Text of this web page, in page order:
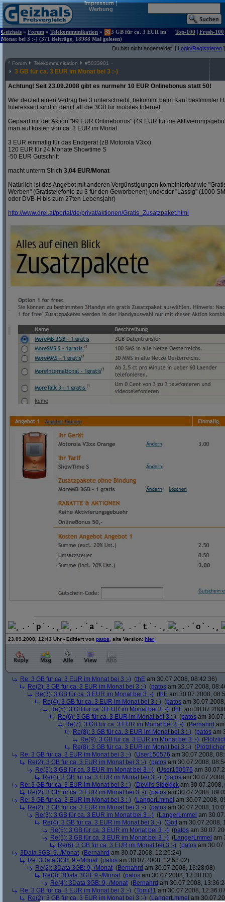
Impressum|
Werbung
Geizhals » Forum » Telekommunikation »
3 GB für ca. 3 EUR im
Monat bei 3 :-) (371 Beiträge, 18988 Mal gelesen)
Top-100 | Fresh-100
Du bist nicht angemeldet. [ Login/Registrieren ]
^ Forum Telekommunikation #5033901
3 GB für ca. 3 EUR im Monat bei 3 :-)
Achtung! Seit 23.09.2008 gibt es nurmehr 10 EUR Onlinebonus statt 50!
Wer derzeit einen Vertrag bei 3 unterschreibt, bekommt beim Kauf bestimmter
Interessant sind in dem Fall die 3GB für mobiles Internet.
Gepaart mit der Aktion "99 EUR Onlinebonus" (49 EUR für die
man auf kosten von ca. 3 EUR im Monat
3 EUR einmalig für das Endgerät (zB Motorola V3xx)
120 EUR für 24 Monate Showtime S
-50 EUR Gutschrift
macht unterm Strich 3,04 EUR/Monat
Natürlich ist das Angebot mit anderen Vergünstigungen kombinierbar wie
Werben" (Gratistelefonie zu 3 für den Geworbenen) und/oder "Lässig" (1000
oder DVB-H bis zum 27ten Lebensjahr)
http://www.drei.at/portal/de/privat/aktionen/Gratis_Zusatzpaket.html
¸.·´ p `·.¸ ¸.·´ a `·.¸ ¸.·´ t `·.¸ ¸.·´ o `·.¸
23.09.2008, 12:43 Uhr - Editiert von patos , alte Version: hier
Re: 3 GB für ca. 3 EUR im Monat bei 3 :-) (thE am 30.07.2008, 08:42:36)
Re(2): 3 GB für ca. 3 EUR im Monat bei 3 :-) (patos am 30.07.2008,
Re(3): 3 GB für ca. 3 EUR im Monat bei 3 :-) (thE am 30.07.2008,
Re(4): 3 GB für ca. 3 EUR im Monat bei 3 :-) (patos am
Re(5): 3 GB für ca. 3 EUR im Monat bei 3 :-) (thE am
Re(6): 3 GB für ca. 3 EUR im Monat bei 3 :-) (patos am
Re(7): 3 GB für ca. 3 EUR im Monat bei 3 :-) (Bernahrd
Re(8): 3 GB für ca. 3 EUR im Monat bei 3 :-) (patos am
Re(9): 3 GB für ca. 3 EUR im Monat bei 3 :-) (
Re(8): 3 GB für ca. 3 EUR im Monat bei 3 :-) (
Re: 3 GB für ca. 3 EUR im Monat bei 3 :-) (User150576 am 30.07.2008,
Re(2): 3 GB für ca. 3 EUR im Monat bei 3 :-) (patos am 30.07.2008,
Re(3): 3 GB für ca. 3 EUR im Monat bei 3 :-) (User150576 am
Re(4): 3 GB für ca. 3 EUR im Monat bei 3 :-) (patos am
Re: 3 GB für ca. 3 EUR im Monat bei 3 :-) (Devil's Sidekick am 30.07.2008,
Re(2): 3 GB für ca. 3 EUR im Monat bei 3 :-) (patos am 30.07.2008,
Re: 3 GB für ca. 3 EUR im Monat bei 3 :-) (LangerLmmel am 30.07.2008,
Re(2): 3 GB für ca. 3 EUR im Monat bei 3 :-) (patos am 30.07.2008,
Re(3): 3 GB für ca. 3 EUR im Monat bei 3 :-) (LangerLmmel am
Re(4): 3 GB für ca. 3 EUR im Monat bei 3 :-) (Gott am 30.07.2008,
Re(5): 3 GB für ca. 3 EUR im Monat bei 3 :-) (patos am
Re(5): 3 GB für ca. 3 EUR im Monat bei 3 :-) (LangerLmmel am
Re(6): 3 GB für ca. 3 EUR im Monat bei 3 :-) (patos am
3Data 3GB: 9,-/Monat (Bernahrd am 30.07.2008, 12:26:24)
Re: 3Data 3GB: 9,-/Monat (patos am 30.07.2008, 12:58:02)
Re(2): 3Data 3GB: 9,-/Monat (Bernahrd am 30.07.2008, 13:28:08)
Re(3): 3Data 3GB: 9,-/Monat (patos am 30.07.2008, 13:30:03)
Re(4): 3Data 3GB: 9,-/Monat (Bernahrd am 30.07.2008,
Re: 3 GB für ca. 3 EUR im Monat bei 3 :-) (Tomi31 am 30.07.2008,
Re(2): 3 GB für ca. 3 EUR im Monat bei 3 :-) (LangerLmmel am